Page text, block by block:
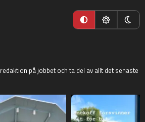
på jobbet och ta del av allt det senaste